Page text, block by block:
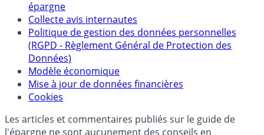
Qui sommes-nous ?
Politique de référencement des placements
épargne
Collecte avis internautes
Politique de gestion des données personnelles
(RGPD - Règlement Général de Protection des
Données)
Modèle économique
Cookies